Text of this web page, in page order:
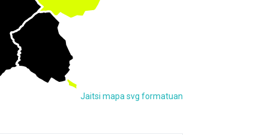
Jaitsi mapa svg formatuan